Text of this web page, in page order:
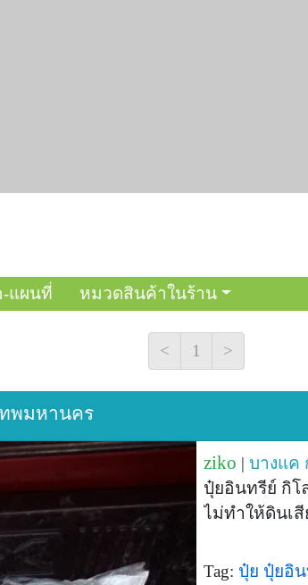
แผนที่ หมวดสินค้าในร้าน
< 1 >
ทพมหานคร
ziko | บางแค
ปุ๋ยอินทรีย์ กิโ
ไม่ทำให้ดินเ
Tag: ปุ๋ย ปุ๋ยอิ